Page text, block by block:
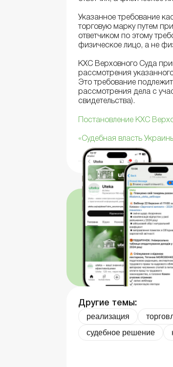
Указанное требование
торговую марку путем
ответчиком по этому
физическое лицо, а не
КХС Верховного Суда
рассмотрения
Это требование
рассмотрения дела с
свидетельства).
Постановление КХС
«Судебная власть
Другие темы:
реализация
судебное решение